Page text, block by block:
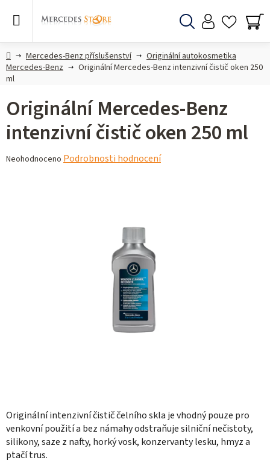
DomůMercedes-Benz příslušenství
Originální autokosmetika
Mercedes-Benz
Originální Mercedes-Benz intenzivní čistič oken 250
ml
Originální intenzivní čistič čelního skla je vhodný pouze pro
venkovní použití a bez námahy odstraňuje silniční nečistoty,
silikony, saze z nafty, horký vosk, konzervanty lesku, hmyz a
ptačí trus.
Originální Mercedes-Benz
intenzivní čistič oken 250 ml
Průměrné
Neohodnoceno Podrobnosti hodnocení